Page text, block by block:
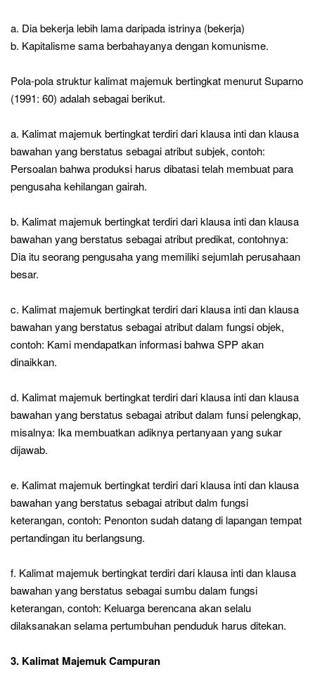
a. Dia bekerja lebih lama daripada istrinya (bekerja)
b. Kapitalisme sama berbahayanya dengan komunisme.
Pola-pola struktur kalimat majemuk bertingkat menurut Suparno
(1991: 60) adalah sebagai berikut.
a. Kalimat majemuk bertingkat terdiri dari klausa inti dan klausa
bawahan yang berstatus sebagai atribut subjek, contoh:
Persoalan bahwa produksi harus dibatasi telah membuat para
pengusaha kehilangan gairah.
b. Kalimat majemuk bertingkat terdiri dari klausa inti dan klausa
bawahan yang berstatus sebagai atribut predikat, contohnya:
Dia itu seorang pengusaha yang memiliki sejumlah perusahaan
besar.
c. Kalimat majemuk bertingkat terdiri dari klausa inti dan klausa
bawahan yang berstatus sebagai atribut dalam fungsi objek,
contoh: Kami mendapatkan informasi bahwa SPP akan
dinaikkan.
d. Kalimat majemuk bertingkat terdiri dari klausa inti dan klausa
bawahan yang berstatus sebagai atribut dalam funsi pelengkap,
misalnya: Ika membuatkan adiknya pertanyaan yang sukar
dijawab.
e. Kalimat majemuk bertingkat terdiri dari klausa inti dan klausa
bawahan yang berstatus sebagai atribut dalm fungsi
keterangan, contoh: Penonton sudah datang di lapangan tempat
pertandingan itu berlangsung.
f. Kalimat majemuk bertingkat terdiri dari klausa inti dan klausa
bawahan yang berstatus sebagai sumbu dalam fungsi
keterangan, contoh: Keluarga berencana akan selalu
dilaksanakan selama pertumbuhan penduduk harus ditekan.
3. Kalimat Majemuk Campuran